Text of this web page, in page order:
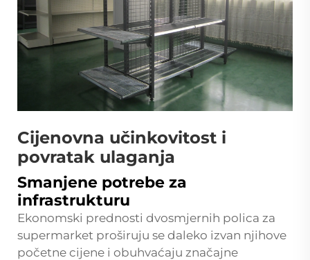
Cijenovna učinkovitost i
povratak ulaganja
Smanjene potrebe za
infrastrukturu
Ekonomski prednosti dvosmjernih policа za
supermarket proširuju se daleko izvan njihove
početne cijene i obuhvaćaju značajne